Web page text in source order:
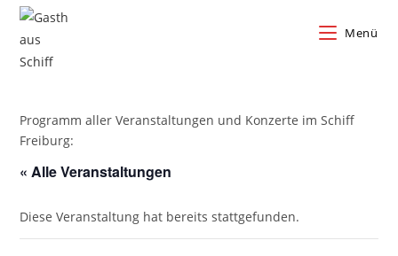
Zum
springen
Menü
Programm aller Veranstaltungen und Konzerte im Schiff
Freiburg:
« Alle Veranstaltungen
Diese Veranstaltung hat bereits stattgefunden.